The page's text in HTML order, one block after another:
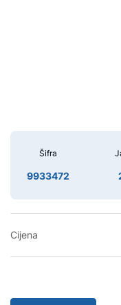
Šifra
9933472
Cijena